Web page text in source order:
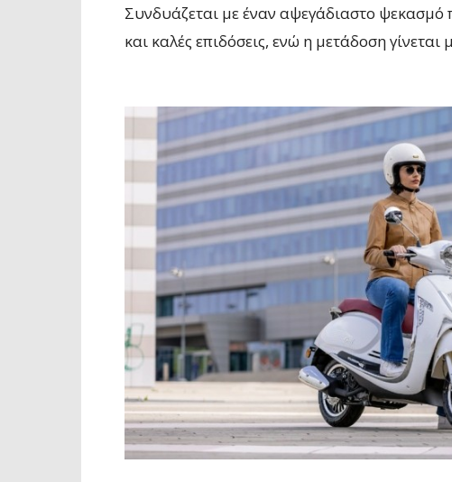
Συνδυάζεται με έναν αψεγάδιαστο ψεκασμό
και καλές επιδόσεις, ενώ η μετάδοση γίνεται